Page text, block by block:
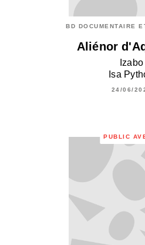
BD DOCUMENTAIRE
Aliénor
Izabo
Isa
24/06/
PUBLIC